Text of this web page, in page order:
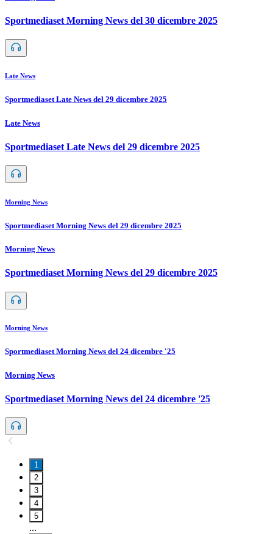
Sportmediaset Morning News del 30 dicembre 2025
Late News
Sportmediaset Late News del 29 dicembre 2025
Late News
Sportmediaset Late News del 29 dicembre 2025
Morning News
Sportmediaset Morning News del 29 dicembre 2025
Morning News
Sportmediaset Morning News del 29 dicembre 2025
Morning News
Sportmediaset Morning News del 24 dicembre '25
Morning News
Sportmediaset Morning News del 24 dicembre '25
1
2
3
4
5
...